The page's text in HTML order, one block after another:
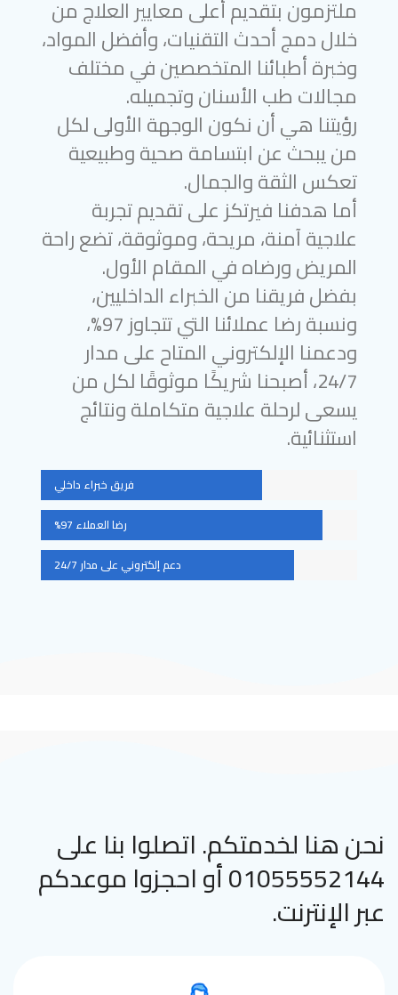
ملتزمون بتقديم أعلى معايير العلاج من
خلال دمج أحدث التقنيات، وأفضل المواد،
وخبرة أطبائنا المتخصصين في مختلف
مجالات طب الأسنان وتجميله.
رؤيتنا هي أن نكون الوجهة الأولى لكل
من يبحث عن ابتسامة صحية وطبيعية
تعكس الثقة والجمال.
أما هدفنا فيرتكز على تقديم تجربة
علاجية آمنة، مريحة، وموثوقة، تضع راحة
المريض ورضاه في المقام الأول.
بفضل فريقنا من الخبراء الداخليين،
ونسبة رضا عملائنا التي تتجاوز 97%،
ودعمنا الإلكتروني المتاح على مدار
24/7، أصبحنا شريكًا موثوقًا لكل من
يسعى لرحلة علاجية متكاملة ونتائج
استثنائية.
فريق خبراء داخلي
رضا العملاء 97%
دعم إلكتروني على مدار 24/7
نحن هنا لخدمتكم. اتصلوا بنا على
01055552144 أو احجزوا موعدكم
عبر الإنترنت.